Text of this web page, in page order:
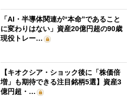
「AI・半導体関連が“本命”であること
に変わりはない」資産20億円超の90歳
現役トレー…
【キオクシア・ショック後に「株価倍
増」も期待できる注目銘柄5選】資産3
億円超・…